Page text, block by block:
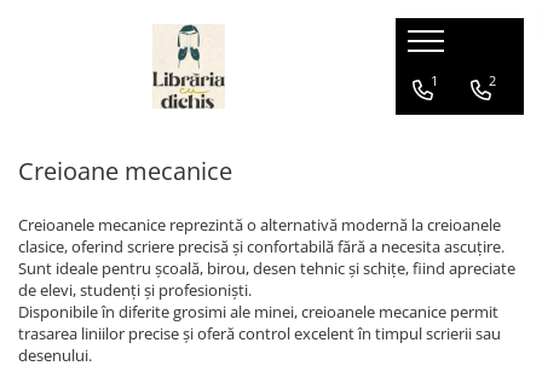
Numărători
Ascuțitori
Corectoare
Radiere
Birotică și organizare birou
Agrafe de birou
Ghiozdane Ergonomice
Ghiozdane școală
Ghiozdane Clasa Pregătitoare
Ghiozdane Clasele I-IV
Ghiozdane Gimnaziu și Liceu
1 2
Creioane mecanice
Creioanele mecanice reprezintă o alternativă modernă la creioanele
clasice, oferind scriere precisă și confortabilă fără a necesita ascuțire.
Sunt ideale pentru școală, birou, desen tehnic și schițe, fiind apreciate
de elevi, studenți și profesioniști.
Disponibile în diferite grosimi ale minei, creioanele mecanice permit
trasarea liniilor precise și oferă control excelent în timpul scrierii sau
desenului.